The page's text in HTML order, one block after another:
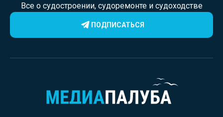
Все о судостроении, судоремонте и судоходстве
ПОДПИСАТЬСЯ